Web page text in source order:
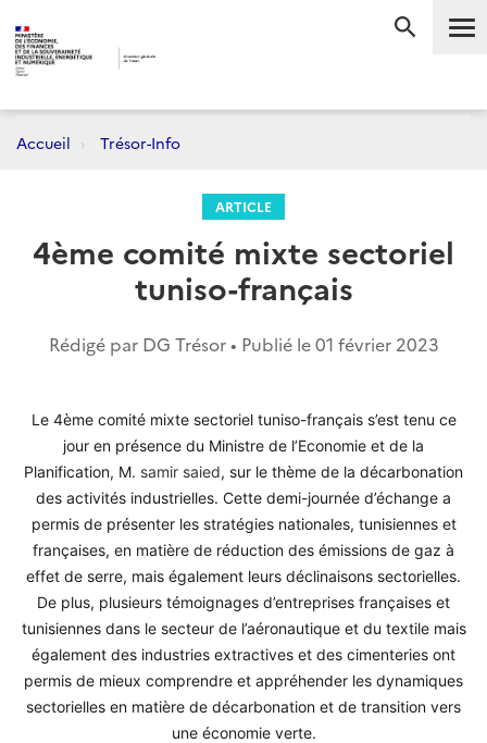
Accueil Trésor-Info
ARTICLE
4ème comité mixte sectoriel
tuniso-français
Rédigé par DG Trésor • Publié le01 février 2023
Le 4ème comité mixte sectoriel tuniso-français s’est tenu ce
jour en présence du Ministre de l’Economie et de la
Planification, M. samir saied, sur le thème de la décarbonation
des activités industrielles. Cette demi-journée d’échange a
permis de présenter les stratégies nationales, tunisiennes et
françaises, en matière de réduction des émissions de gaz à
effet de serre, mais également leurs déclinaisons sectorielles.
De plus, plusieurs témoignages d’entreprises françaises et
tunisiennes dans le secteur de l’aéronautique et du textile mais
également des industries extractives et des cimenteries ont
permis de mieux comprendre et appréhender les dynamiques
sectorielles en matière de décarbonation et de transition vers
une économie verte.